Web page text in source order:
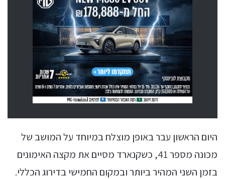
היום הראשון עבר באופן מוצלח במיוחד על המושב של
מכונה מספר 41, כשקנארד מסיים את מקצה האימונים
בזמן השני המהיר ביותר ובמקום החמישי בדירוג הכללי.